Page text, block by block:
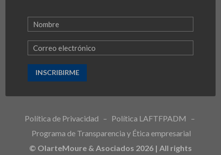
INSCRIBIRME
Política de Privacidad – Política LAFTFPADM
–
Programa de Transparencia y Ética empresarial
© OlarteMoure & Asociados 2026 | All rights